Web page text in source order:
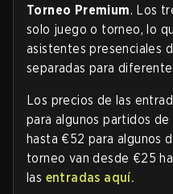
Torneo Premium. Los
solo juego o torneo, lo
asistentes presenciales
separadas para
Los precios de las
para algunos partidos
hasta €52 para algunos
torneo van desde €25
las entradas aquí.